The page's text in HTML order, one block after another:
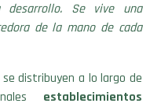
desarrollo. Se vive una
de la mano de cada
distribuyen a lo largo de
establecimientos